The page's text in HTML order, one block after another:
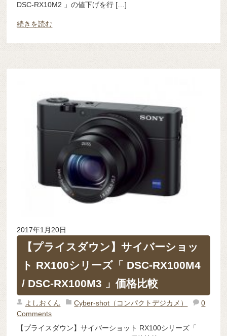
DSC-RX10M2 」の値下げを行 […]
続きを読む
2017年1月20日
【プライスダウン】サイバーショッ
ト RX100シリーズ「 DSC-RX100M4
/ DSC-RX100M3 」価格比較
よしおくん Cyber-shot（コンパクトデジカメ）
0
Comments
【プライスダウン】サイバーショット RX100シリーズ「